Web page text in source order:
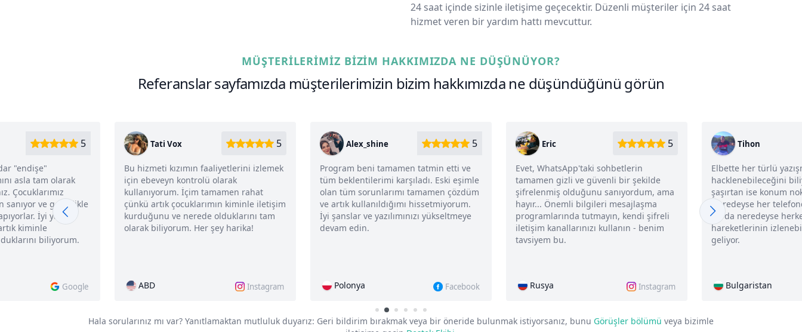
24 saat içinde sizinle iletişime geçecektir. Düzenli müşteriler için 24 saat
hizmet veren bir yardım hattı mevcuttur.
MÜŞTERILERIMIZ BIZIM HAKKIMIZDA NE DÜŞÜNÜYOR?
Referanslar sayfamızda müşterilerimizin bizim hakkımızda ne düşündüğünü görün
Tati Vox 5
Bu hizmeti kızımın faaliyetlerini izlemek
için ebeveyn kontrolü olarak
kullanıyorum. İçim tamamen rahat
çünkü artık çocuklarımın kiminle iletişim
kurduğunu ve nerede olduklarını tam
olarak biliyorum. Her şey harika!
ABD Instagram
Alex_shine 5
Program beni tamamen tatmin etti ve
tüm beklentilerimi karşıladı. Eski eşimle
olan tüm sorunlarımı tamamen çözdüm
ve artık kullanıldığımı hissetmiyorum.
İyi şanslar ve yazılımınızı yükseltmeye
devam edin.
Polonya Facebook
Eric 5
Evet, WhatsApp'taki sohbetlerin
tamamen gizli ve güvenli bir şekilde
şifrelenmiş olduğunu sanıyordum, ama
hayır... Önemli bilgileri mesajlaşma
programlarında tutmayın, kendi şifreli
iletişim kanallarınızı kullanın - benim
tavsiyem bu.
Rusya Instagram
Tihon
Elbette her türlü
hacklenebileceğini
şaşırtan ise konum
Neredeyse her
bu da neredeyse
hareketlerinin
geliyor.
Bulgaristan
5
"endişe"
asla tam olarak
Çocuklarımız
sanıyor ve genellikle
İyi ya da
kiminle
biliyorum.
Google
Hala sorularınız mı var? Yanıtlamaktan mutluluk duyarız: Geri bildirim bırakmak veya bir öneride bulunmak istiyorsanız, bunu Görüşler bölümü veya bizimle